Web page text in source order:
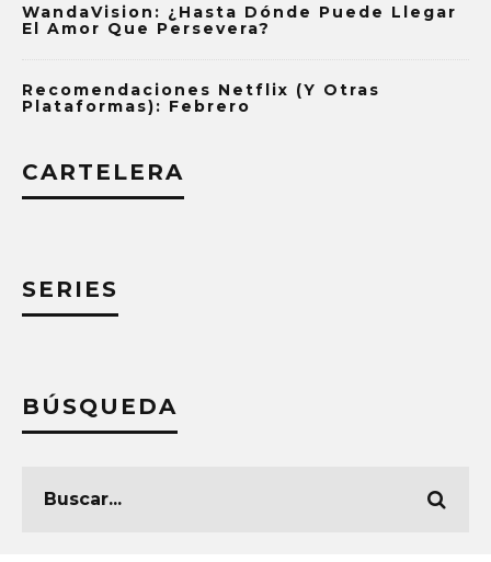
WandaVision: ¿Hasta Dónde Puede Llegar
El Amor Que Persevera?
Recomendaciones Netflix (y Otras
Plataformas): Febrero
CARTELERA
SERIES
BÚSQUEDA